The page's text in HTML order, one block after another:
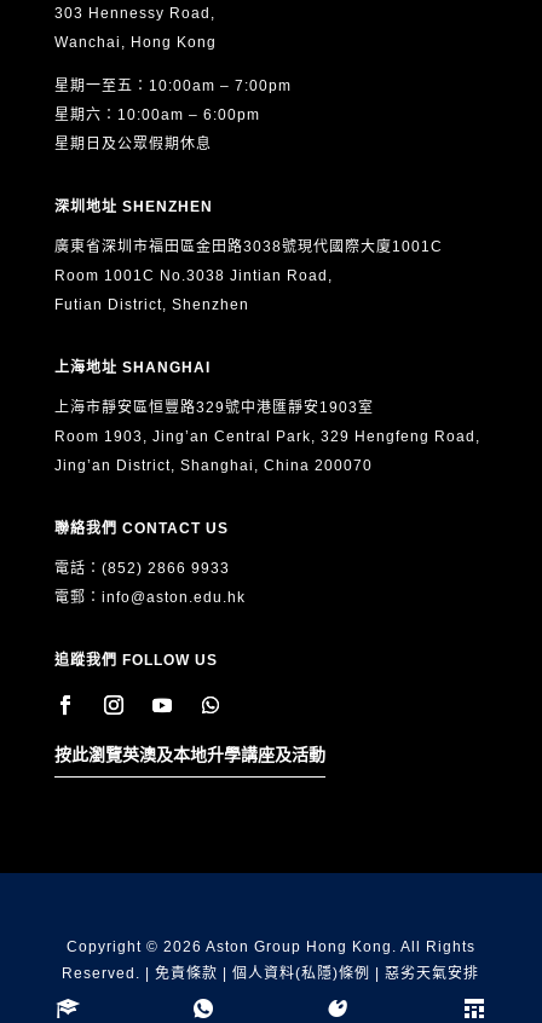
303 Hennessy Road,
Wanchai, Hong Kong
星期一至五：10:00am – 7:00pm
星期六：10:00am – 6:00pm
星期日及公眾假期休息
深圳地址 SHENZHEN
廣東省深圳市福田區金田路3038號現代國際大廈1001C
Room 1001C No.3038 Jintian Road,
Futian District, Shenzhen
上海地址 SHANGHAI
上海市靜安區恒豐路329號中港匯靜安1903室
Room 1903, Jing’an Central Park, 329 Hengfeng Road,
Jing’an District, Shanghai, China 200070
聯絡我們 CONTACT US
電話：(852) 2866 9933
電郵： info@aston.edu.hk
追蹤我們 FOLLOW US
按此瀏覽英澳及本地升學講座及活動
Copyright © 2026 Aston Group Hong Kong. All Rights
Reserved. |免責條款 |個人資料(私隱)條例 |惡劣天氣安排